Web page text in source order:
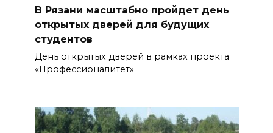
В Рязани масштабно пройдет день
открытых дверей для будущих
студентов
День открытых дверей в рамках проекта
«Профессионалитет»